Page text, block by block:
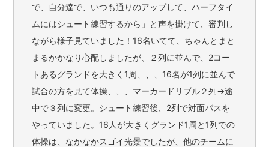
で、自分達で、いつも通りのアップして、ハーフタイ
ムにはシュート練習するから」と声を掛けて、審判し
ながら様子見ていました！16名いてて、ちゃんとまと
まるかかなり心配しましたが、２列に並んで、2コー
トあるグランドを大きく1周、、、16名が1列に並んで
試合の方を見て体操、、、マーカードリブル２列→途
中で３列に変更。シュート練習後、2列で対面パスを
やっていました。16人が大きくグランド1周と1列での
体操は、なかなかスゴイ光景でしたが、他のチームに